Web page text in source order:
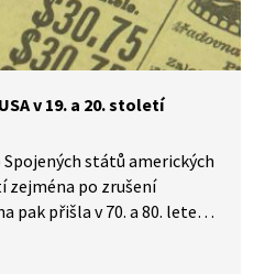
v 19. a 20. století
států amerických
zejména po zrušení
pak přišla v 70. a 80. letech,